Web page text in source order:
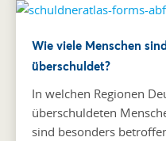
Wie viele Menschen
überschuldet?
In welchen Regionen
überschuldeten
sind besonders